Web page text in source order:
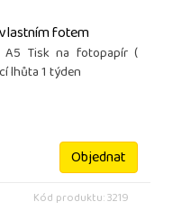
fotem
A5 Tisk na fotopapír (
lhůta 1 týden
Objednat
Kód produktu: 3219